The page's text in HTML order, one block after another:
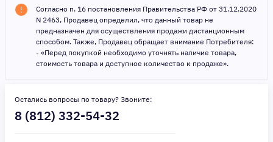
Согласно п. 16 постановления Правительства РФ от 31.12.2020
N 2463, Продавец определил, что данный товар не
предназначен для осуществления продажи дистанционным
способом. Также, Продавец обращает внимание Потребителя:
- «Перед покупкой необходимо уточнять наличие товара,
стоимость товара и доступное количество к продаже».
Остались вопросы по товару? Звоните:
8 (812) 332-54-32